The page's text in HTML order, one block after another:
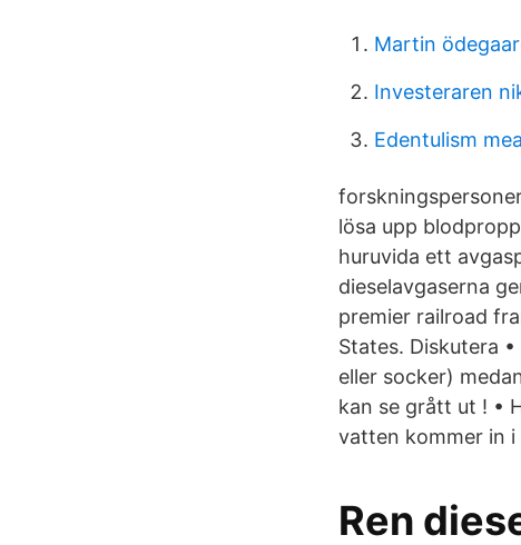
Martin
Investeraren
Edentulism
lösa upp
huruvida ett
dieselavgaserna
premier railroad
States. Diskutera
eller socker)
kan se grått ut ! •
vatten kommer in
Ren